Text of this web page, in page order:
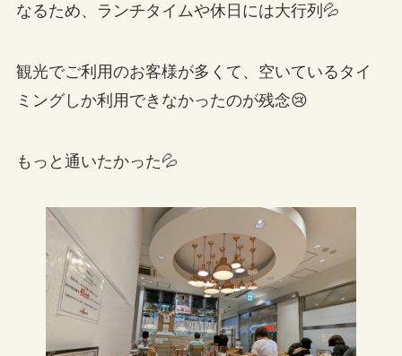
なるため、ランチタイムや休日には大行列💦
観光でご利用のお客様が多くて、空いているタイ
ミングしか利用できなかったのが残念😢
もっと通いたかった💦